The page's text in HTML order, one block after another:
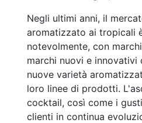
Negli ultimi anni, il
aromatizzato ai tropicali
notevolmente, con
marchi nuovi e innovativi
nuove varietà
loro linee di prodotti.
cocktail, così come i
clienti in continua